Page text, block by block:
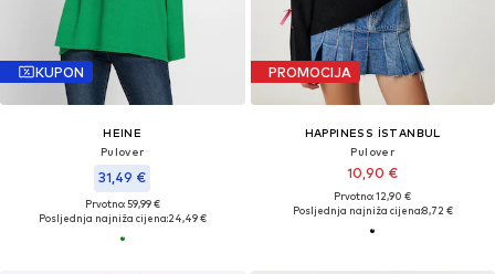
KUPON
HEINE
Pulover
31,49 €
Prvotno: 59,99 €
Posljednja najniža cijena:24,49 €
PROMOCIJA
HAPPINESS İSTANBUL
Pulover
10,90 €
Prvotno: 12,90 €
Posljednja najniža cijena:8,72 €